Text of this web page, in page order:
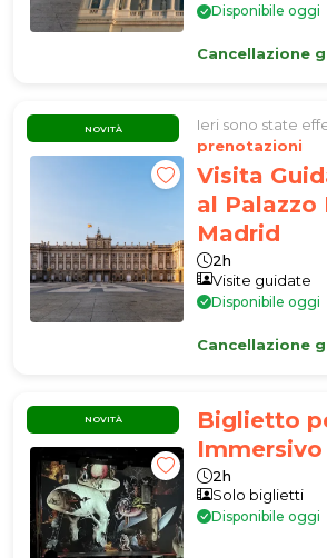
Disponibile oggi
Cancellazione
NOVITÀ Ieri sono state
prenotazioni
Visita
al Palazzo
Madrid
2h
Visite guidate
Disponibile oggi
Cancellazione
NOVITÀ
Biglietto
2h
Solo biglietti
Disponibile oggi